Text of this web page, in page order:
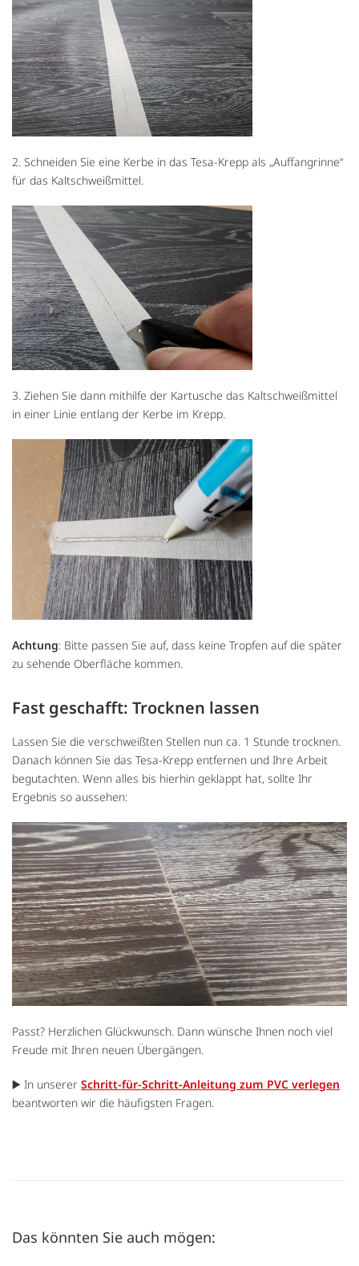
2. Schneiden Sie eine Kerbe in das Tesa-Krepp als „Auffangrinne“
für das Kaltschweißmittel.
3. Ziehen Sie dann mithilfe der Kartusche das Kaltschweißmittel
in einer Linie entlang der Kerbe im Krepp.
Achtung: Bitte passen Sie auf, dass keine Tropfen auf die später
zu sehende Oberfläche kommen.
Fast geschafft: Trocknen lassen
Lassen Sie die verschweißten Stellen nun ca. 1 Stunde trocknen.
Danach können Sie das Tesa-Krepp entfernen und Ihre Arbeit
begutachten. Wenn alles bis hierhin geklappt hat, sollte Ihr
Ergebnis so aussehen:
Passt? Herzlichen Glückwunsch. Dann wünsche Ihnen noch viel
Freude mit Ihren neuen Übergängen.
▶️ In unserer Schritt-für-Schritt-Anleitung zum PVC verlegen
beantworten wir die häufigsten Fragen.
Das könnten Sie auch mögen: